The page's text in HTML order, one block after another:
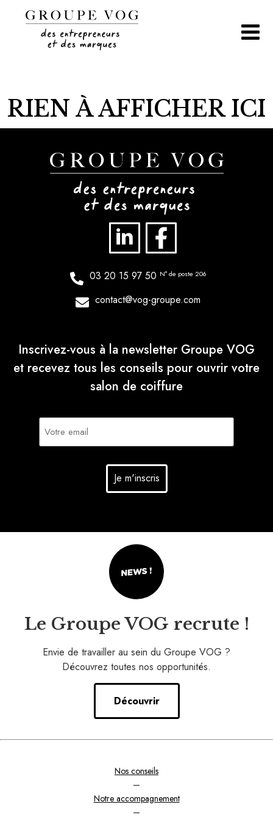
RIEN À AFFICHER ICI
03 20 15 97 50 N° de poste 206
contact@vog-groupe.com
Inscrivez-vous à la newsletter Groupe VOG
et recevez tous les conseils pour ouvrir votre
salon de coiffure
E-
Le Groupe VOG recrute !
Envie de travailler au sein du Groupe VOG ?
Découvrez toutes nos opportunités.
Découvrir
Nos conseils
–
Notre accompagnement
–